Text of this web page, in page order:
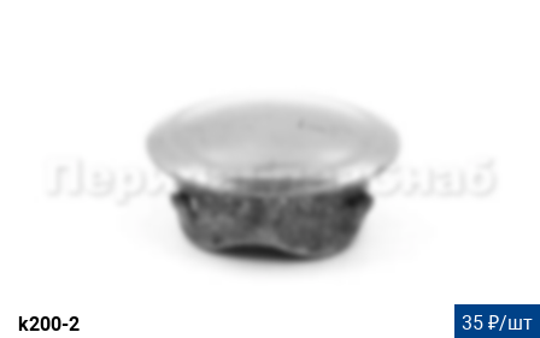
k200-2 35 ₽/шт